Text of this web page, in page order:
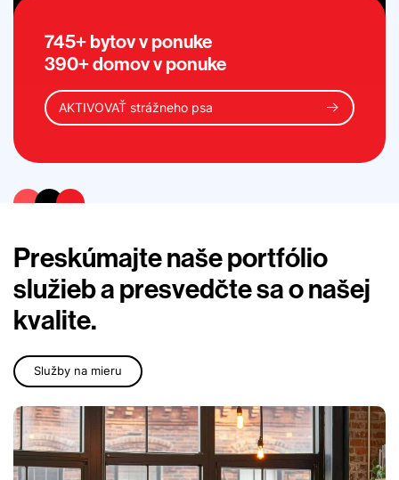
745+ bytov v ponuke
390+ domov v ponuke
AKTIVOVAŤ strážneho psa
Preskúmajte naše portfólio
služieb a presvedčte sa o našej
kvalite.
Služby na mieru